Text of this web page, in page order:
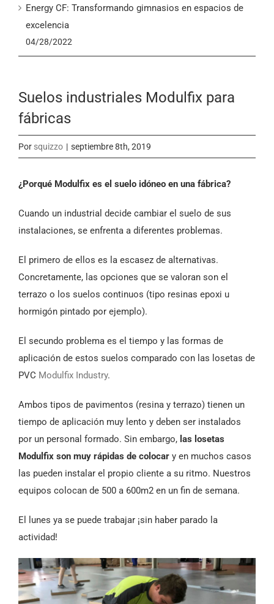
Suelos industriales Modulfix para
fábricas
Por squizzo | septiembre 8th, 2019
¿Porqué Modulfix es el suelo idóneo en una fábrica?
Cuando un industrial decide cambiar el suelo de sus
instalaciones, se enfrenta a diferentes problemas.
El primero de ellos es la escasez de alternativas.
Concretamente, las opciones que se valoran son el
terrazo o los suelos continuos (tipo resinas epoxi u
hormigón pintado por ejemplo).
El secundo problema es el tiempo y las formas de
aplicación de estos suelos comparado con las losetas de
PVC Modulfix Industry.
Ambos tipos de pavimentos (resina y terrazo) tienen un
tiempo de aplicación muy lento y deben ser instalados
por un personal formado. Sin embargo, las losetas
Modulfix son muy rápidas de colocar y en muchos casos
las pueden instalar el propio cliente a su ritmo. Nuestros
equipos colocan de 500 a 600m2 en un fin de semana.
El lunes ya se puede trabajar ¡sin haber parado la
actividad!
Energy CF: Transformando gimnasios en espacios de
excelencia
04/28/2022